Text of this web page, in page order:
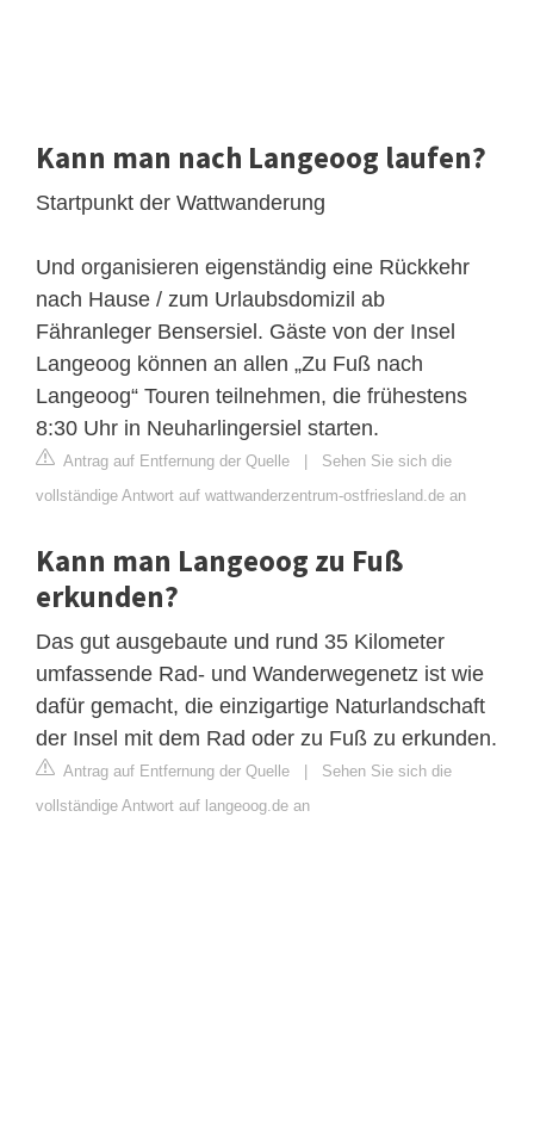
Kann man nach Langeoog laufen?
Startpunkt der Wattwanderung
Und organisieren eigenständig eine Rückkehr
nach Hause / zum Urlaubsdomizil ab
Fähranleger Bensersiel. Gäste von der Insel
Langeoog können an allen „Zu Fuß nach
Langeoog“ Touren teilnehmen, die frühestens
8:30 Uhr in Neuharlingersiel starten.
Antrag auf Entfernung der Quelle
Sehen Sie sich die
vollständige Antwort auf wattwanderzentrum-ostfriesland.de an
Kann man Langeoog zu Fuß
erkunden?
Das gut ausgebaute und rund 35 Kilometer
umfassende Rad- und Wanderwegenetz ist wie
dafür gemacht, die einzigartige Naturlandschaft
der Insel mit dem Rad oder zu Fuß zu erkunden.
Antrag auf Entfernung der Quelle
Sehen Sie sich die
vollständige Antwort auf langeoog.de an